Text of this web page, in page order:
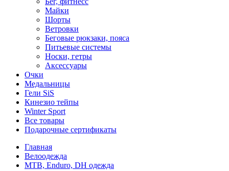
Майки
Шорты
Ветровки
Беговые рюкзаки, пояса
Питьевые системы
Носки, гетры
Аксессуары
Очки
Медальницы
Гели SiS
Кинезио тейпы
Winter Sport
Все товары
Подарочные сертификаты
Главная
Велоодежда
MTB, Enduro, DH одежда